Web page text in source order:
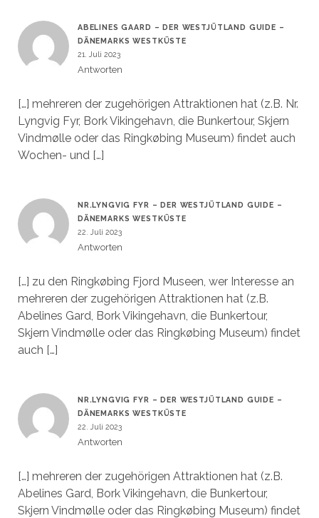
ABELINES GAARD – DER WESTJÜTLAND GUIDE –
DÄNEMARKS WESTKÜSTE
21. Juli 2023
Antworten
[…] mehreren der zugehörigen Attraktionen hat (z.B. Nr.
Lyngvig Fyr, Bork Vikingehavn, die Bunkertour, Skjern
Vindmølle oder das Ringkøbing Museum) findet auch
Wochen- und […]
NR.LYNGVIG FYR – DER WESTJÜTLAND GUIDE –
DÄNEMARKS WESTKÜSTE
22. Juli 2023
Antworten
[…] zu den Ringkøbing Fjord Museen, wer Interesse an
mehreren der zugehörigen Attraktionen hat (z.B.
Abelines Gard, Bork Vikingehavn, die Bunkertour,
Skjern Vindmølle oder das Ringkøbing Museum) findet
auch […]
NR.LYNGVIG FYR – DER WESTJÜTLAND GUIDE –
DÄNEMARKS WESTKÜSTE
22. Juli 2023
Antworten
[…] mehreren der zugehörigen Attraktionen hat (z.B.
Abelines Gard, Bork Vikingehavn, die Bunkertour,
Skjern Vindmølle oder das Ringkøbing Museum) findet